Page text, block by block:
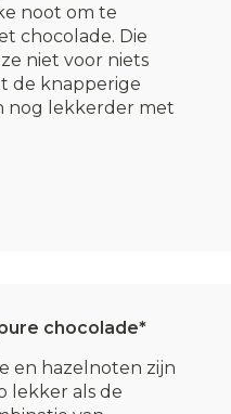
noot om te
chocolade. Die
niet voor niets
de knapperige
nog lekkerder met
chocolade*
en hazelnoten zijn
lekker als de